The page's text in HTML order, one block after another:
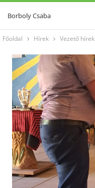
Borboly Csaba
Főoldal Hírek Vezető hírek